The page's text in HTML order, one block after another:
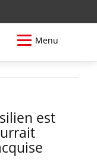
Menu
est